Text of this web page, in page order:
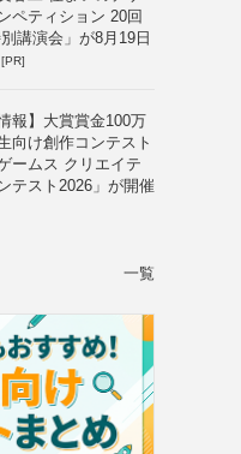
ペティション 20回
講演会」が8月19日
[PR]
報】大賞賞金100万
向け創作コンテスト
ームス クリエイテ
テスト2026」が開催
一覧